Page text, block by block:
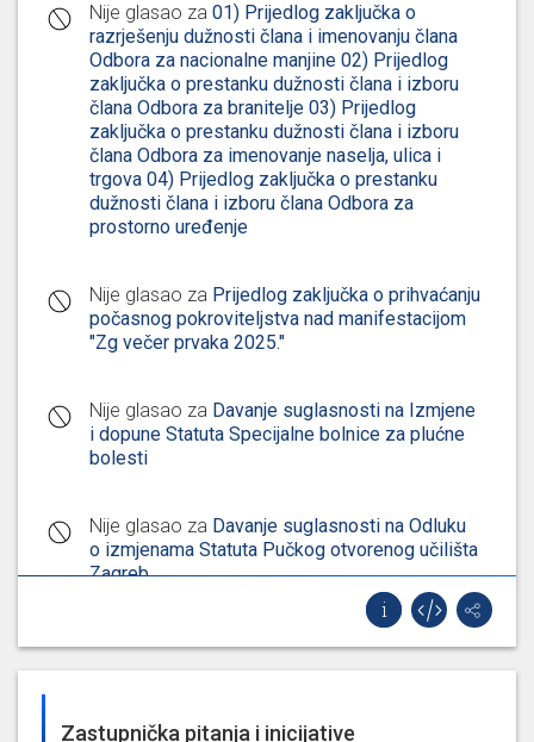
Nije glasao za 01) Prijedlog zaključka o
razrješenju dužnosti člana i imenovanju člana
Odbora za nacionalne manjine 02) Prijedlog
zaključka o prestanku dužnosti člana i izboru
člana Odbora za branitelje 03) Prijedlog
zaključka o prestanku dužnosti člana i izboru
člana Odbora za imenovanje naselja, ulica i
trgova 04) Prijedlog zaključka o prestanku
dužnosti člana i izboru člana Odbora za
prostorno uređenje
Nije glasao za Prijedlog zaključka o prihvaćanju
počasnog pokroviteljstva nad manifestacijom
"Zg večer prvaka 2025."
Nije glasao za Davanje suglasnosti na Izmjene
i dopune Statuta Specijalne bolnice za plućne
bolesti
Nije glasao za Davanje suglasnosti na Odluku
o izmjenama Statuta Pučkog otvorenog učilišta
Zagreb
Nije glasao zaDavanje prethodne suglasnosti
na Prijedlog odluke o izmjenama i dopunama
Zastupnička pitanja i inicijative